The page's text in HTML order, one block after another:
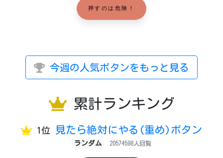
押すのは危険！
今週の人気ボタンをもっと見る
累計ランキング
1位 見たら絶対にやる(重め)ボタン
ランダム 20574598人回覧